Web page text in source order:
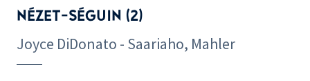
NÉZET-SÉGUIN (2)
Joyce DiDonato - Saariaho, Mahler